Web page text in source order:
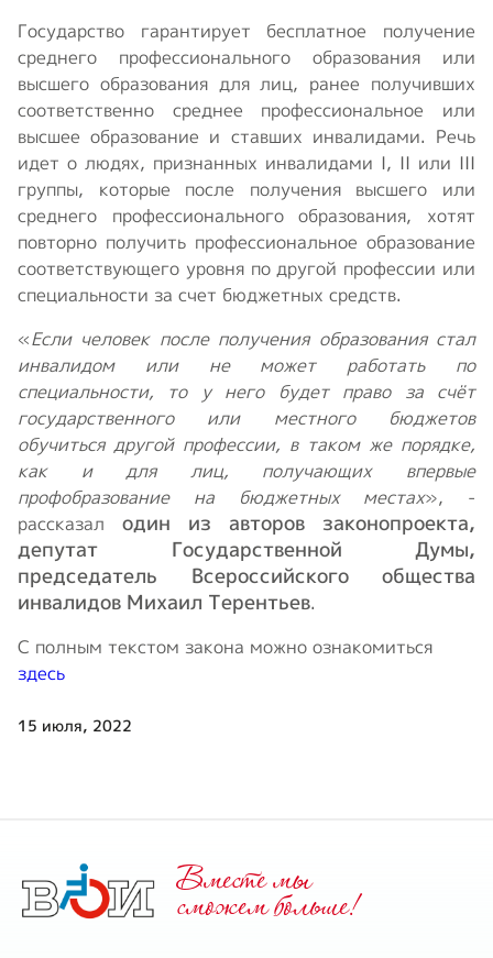
Государство гарантирует бесплатное получение
среднего профессионального образования или
высшего образования для лиц, ранее получивших
соответственно среднее профессиональное или
высшее образование и ставших инвалидами. Речь
идет о людях, признанных инвалидами I, II или III
группы, которые после получения высшего или
среднего профессионального образования, хотят
повторно получить профессиональное образование
соответствующего уровня по другой профессии или
специальности за счет бюджетных средств.
«Если человек после получения образования стал
инвалидом или не может работать по
специальности, то у него будет право за счёт
государственного или местного бюджетов
обучиться другой профессии, в таком же порядке,
как и для лиц, получающих впервые
профобразование на бюджетных местах», -
рассказал один из авторов законопроекта,
депутат Государственной Думы,
председатель Всероссийского общества
инвалидов Михаил Терентьев.
С полным текстом закона можно ознакомиться
здесь
15 июля, 2022
Вместе мы
cможем больше!